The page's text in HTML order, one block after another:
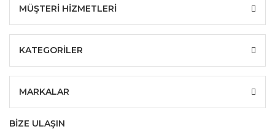
MÜŞTERİ HİZMETLERİ
KATEGORİLER
MARKALAR
BİZE ULAŞIN